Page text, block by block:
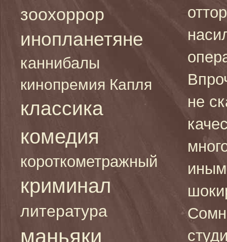
зоохоррор
инопланетяне
каннибалы
кинопремия Капля
классика
комедия
короткометражный
криминал
литература
маньяки
не